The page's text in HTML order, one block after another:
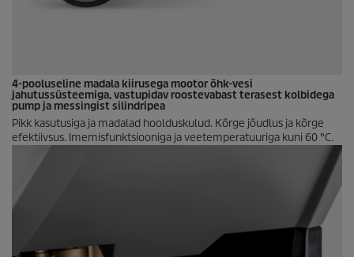
4-pooluseline madala kiirusega mootor õhk-vesi
jahutussüsteemiga, vastupidav roostevabast terasest kolbidega
pump ja messingist silindripea
Pikk kasutusiga ja madalad hoolduskulud. Kõrge jõudlus ja kõrge
efektiivsus. Imemisfunktsiooniga ja veetemperatuuriga kuni 60 °C.